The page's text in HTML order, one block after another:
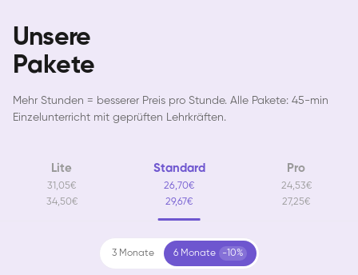
Unsere
Pakete
Mehr Stunden = besserer Preis pro Stunde. Alle Pakete: 45-min
Einzelunterricht mit geprüften Lehrkräften.
Lite
31,05€
34,50€
Standard
26,70€
29,67€
Pro
24,53€
27,25€
3 Monate 6 Monate -10%